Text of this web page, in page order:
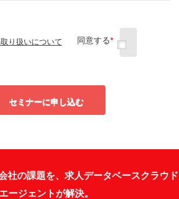
り扱いについて *
同意する
セミナーに申し込む
社の課題を、求人データベースクラウド
エージェントが解決。